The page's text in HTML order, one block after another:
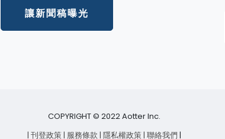
讓新聞稿曝光
COPYRIGHT © 2022 Aotter Inc.
| 刊登政策 | 服務條款 | 隱私權政策 | 聯絡我們 |